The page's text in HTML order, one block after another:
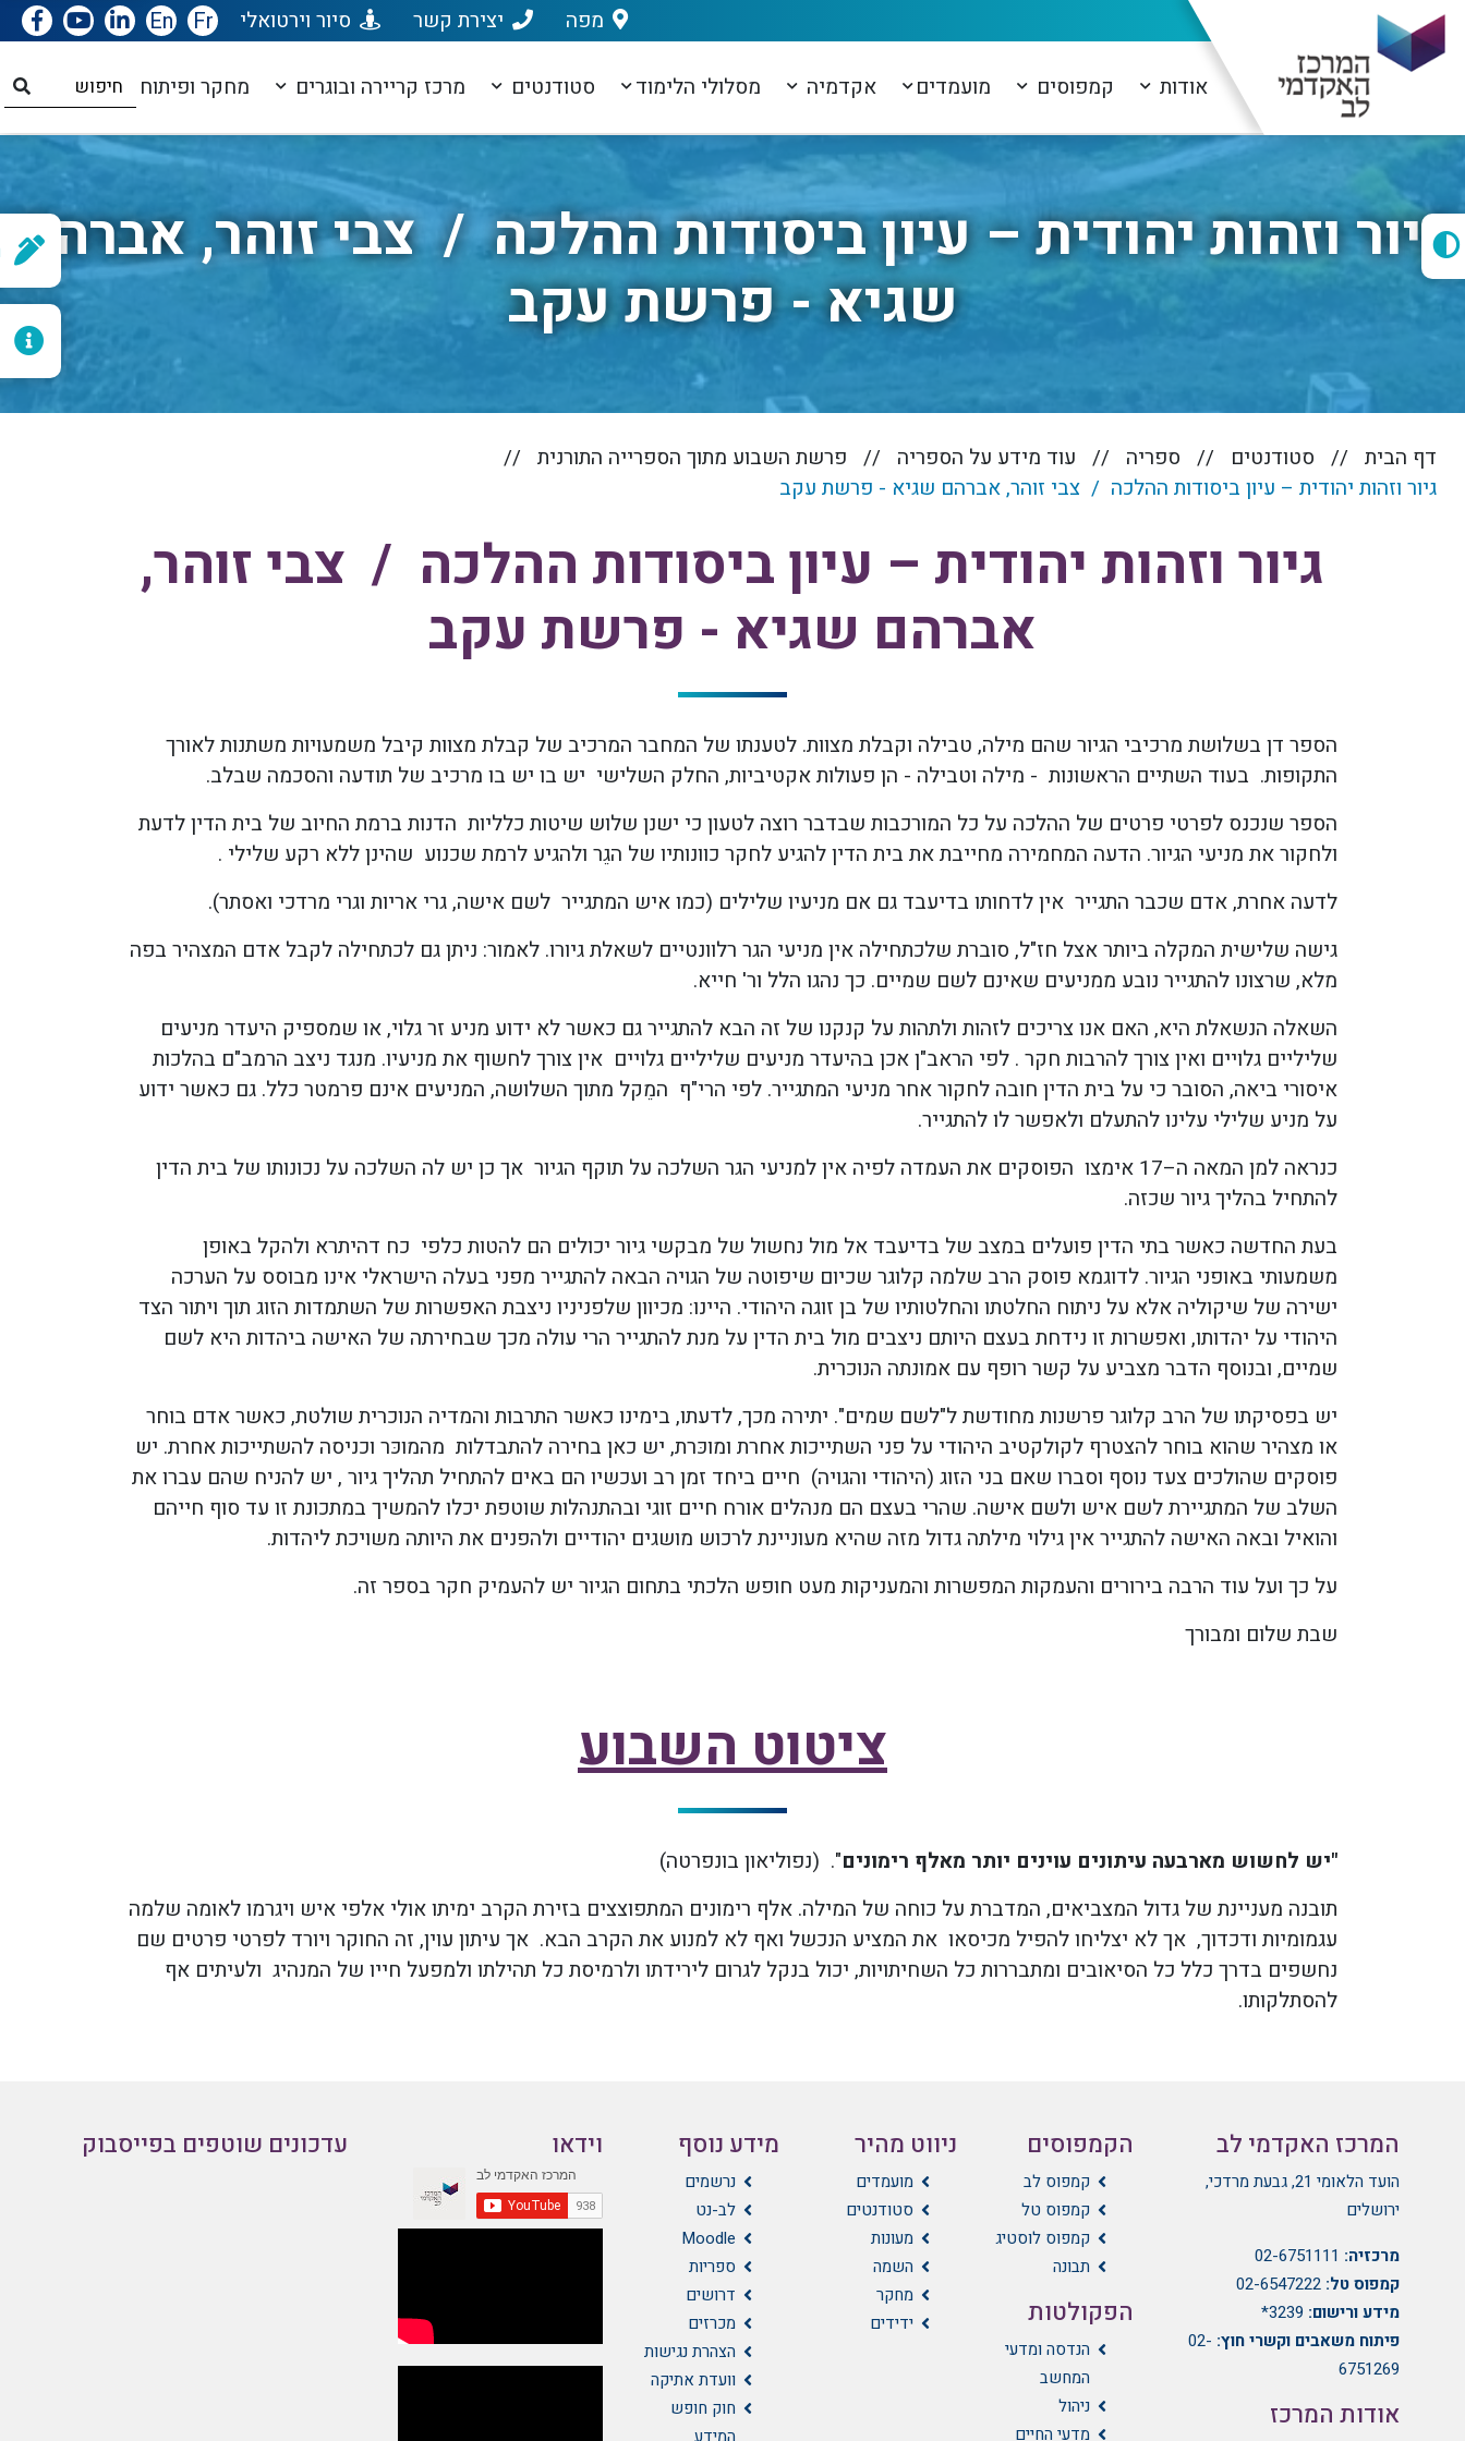
מפה יצירת קשר סיור וירטואלי Fr
En
אודות קמפוסים מועמדים אקדמיה מסלולי הלימוד סטודנטים מרכז קריירה ובוגרים מחקר ופיתוח
גיור וזהות יהודית – עיון ביסודות ההלכה / צבי זוהר, אברהם
שגיא - פרשת עקב
דף הבית סטודנטים ספריה עוד מידע על הספריה
פרשת השבוע מתוך הספרייה התורנית
גיור וזהות יהודית – עיון ביסודות ההלכה / צבי זוהר, אברהם שגיא - פרשת עקב
גיור וזהות יהודית – עיון ביסודות ההלכה / צבי זוהר,
אברהם שגיא - פרשת עקב
הספר דן בשלושת מרכיבי הגיור שהם מילה, טבילה וקבלת מצוות. לטענתו של המחבר המרכיב של קבלת מצוות קיבל משמעויות משתנות לאורך
התקופות. בעוד השתיים הראשונות - מילה וטבילה - הן פעולות אקטיביות, החלק השלישי יש בו יש בו מרכיב של תודעה והסכמה שבלב.
הספר שנכנס לפרטי פרטים של ההלכה על כל המורכבות שבדבר רוצה לטעון כי ישנן שלוש שיטות כלליות הדנות ברמת החיוב של בית הדין לדעת
ולחקור את מניעי הגיור. הדעה המחמירה מחייבת את בית הדין להגיע לחקר כוונותיו של הגֵר ולהגיע לרמת שכנוע שהינן ללא רקע שלילי .
לדעה אחרת, אדם שכבר התגייר אין לדחותו בדיעבד גם אם מניעיו שלילים (כמו איש המתגייר לשם אישה, גרי אריות וגרי מרדכי ואסתר).
גישה שלישית המקלה ביותר אצל חז"ל, סוברת שלכתחילה אין מניעי הגר רלוונטיים לשאלת גיורו. לאמור: ניתן גם לכתחילה לקבל אדם המצהיר בפה
מלא, שרצונו להתגייר נובע ממניעים שאינם לשם שמיים. כך נהגו הלל ור' חייא.
השאלה הנשאלת היא, האם אנו צריכים לזהות ולתהות על קנקנו של זה הבא להתגייר גם כאשר לא ידוע מניע זר גלוי, או שמספיק היעדר מניעים
שליליים גלויים ואין צורך להרבות חקר . לפי הראב"ן אכן בהיעדר מניעים שליליים גלויים אין צורך לחשוף את מניעיו. מנגד ניצב הרמב"ם בהלכות
איסורי ביאה, הסובר כי על בית הדין חובה לחקור אחר מניעי המתגייר. לפי הרי"ף המֵקל מתוך השלושה, המניעים אינם פרמטר כלל. גם כאשר ידוע
על מניע שלילי עלינו להתעלם ולאפשר לו להתגייר.
כנראה למן המאה ה–17 אימצו הפוסקים את העמדה לפיה אין למניעי הגר השלכה על תוקף הגיור אך כן יש לה השלכה על נכונותו של בית הדין
להתחיל בהליך גיור שכזה.
בעת החדשה כאשר בתי הדין פועלים במצב של בדיעבד אל מול נחשול של מבקשי גיור יכולים הם להטות כלפי כח דהיתרא ולהקל באופן
משמעותי באופני הגיור. לדוגמא פוסק הרב שלמה קלוגר שכיום שיפוטה של הגויה הבאה להתגייר מפני בעלה הישראלי אינו מבוסס על הערכה
ישירה של שיקוליה אלא על ניתוח החלטתו והחלטותיו של בן זוגה היהודי. היינו: מכיוון שלפניניו ניצבת האפשרות של השתמדות הזוג תוך ויתור הצד
היהודי על יהדותו, ואפשרות זו נידחת בעצם היותם ניצבים מול בית הדין על מנת להתגייר הרי עולה מכך שבחירתה של האישה ביהדות היא לשם
שמיים, ובנוסף הדבר מצביע על קשר רופף עם אמונתה הנוכרית.
יש בפסיקתו של הרב קלוגר פרשנות מחודשת ל"לשם שמים". יתירה מכך, לדעתו, בימינו כאשר התרבות והמדיה הנוכרית שולטת, כאשר אדם בוחר
או מצהיר שהוא בוחר להצטרף לקולקטיב היהודי על פני השתייכות אחרת ומוכּרת, יש כאן בחירה להתבדלות מהמוכּר וכניסה להשתייכות אחרת. יש
פוסקים שהולכים צעד נוסף וסברו שאם בני הזוג (היהודי והגויה) חיים ביחד זמן רב ועכשיו הם באים להתחיל תהליך גיור , יש להניח שהם עברו את
השלב של המתגיירת לשם איש ולשם אישה. שהרי בעצם הם מנהלים אורח חיים זוגי ובהתנהלות שוטפת יכלו להמשיך במתכונת זו עד סוף חייהם
והואיל ובאה האישה להתגייר אין גילוי מילתה גדול מזה שהיא מעוניינת לרכוש מושגים יהודיים ולהפנים את היותה משויכת ליהדות.
על כך ועל עוד הרבה בירורים והעמקות המפשרות והמעניקות מעט חופש הלכתי בתחום הגיור יש להעמיק חקר בספר זה.
שבת שלום ומבורך
ציטוט השבוע
"יש לחשוש מארבעה עיתונים עוינים יותר מאלף רימונים". (נפוליאון בונפרטה)
תובנה מעניינת של גדול המצביאים, המדברת על כוחה של המילה. אלף רימונים המתפוצצים בזירת הקרב ימיתו אולי אלפי איש ויגרמו לאומה שלמה
עגמומיות ודכדוך, אך לא יצליחו להפיל מכיסאו את המציע הנכשל ואף לא למנוע את הקרב הבא. אך עיתון עוין, זה החוקר ויורד לפרטי פרטים שם
נחשפים בדרך כלל כל הסיאובים ומתבררות כל השחיתויות, יכול בנקל לגרום לירידתו ולרמיסת כל תהילתו ולמפעל חייו של המנהיג ולעיתים אף
להסתלקותו.
המרכז האקדמי לב
הועד הלאומי 21, גבעת מרדכי,
ירושלים
מרכזיה: 02-6751111
קמפוס טל: 02-6547222
מידע ורישום: 3239*
פיתוח משאבים וקשרי חוץ: 02-
6751269
אודות המרכז
הקמפוסים
קמפוס לב
קמפוס טל
קמפוס לוסטיג
תבונה
הפקולטות
הנדסה ומדעי
המחשב
ניהול
מדעי החיים
ניווט מהיר
מועמדים
סטודנטים
מעונות
השמה
מחקר
ידידים
מידע נוסף
נרשמים
לב-נט
Moodle
ספריות
דרושים
מכרזים
הצהרת נגישות
וועדת אתיקה
חוק חופש
וידאו עדכונים שוטפים בפייסבוק